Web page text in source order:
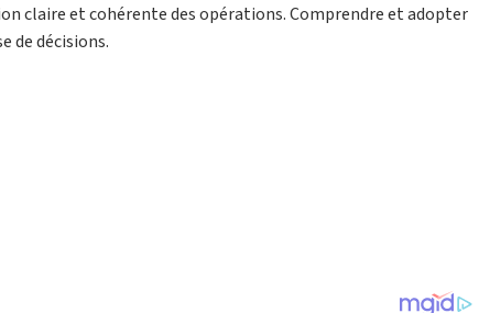
claire et cohérente des opérations. Comprendre et adopter
de décisions.